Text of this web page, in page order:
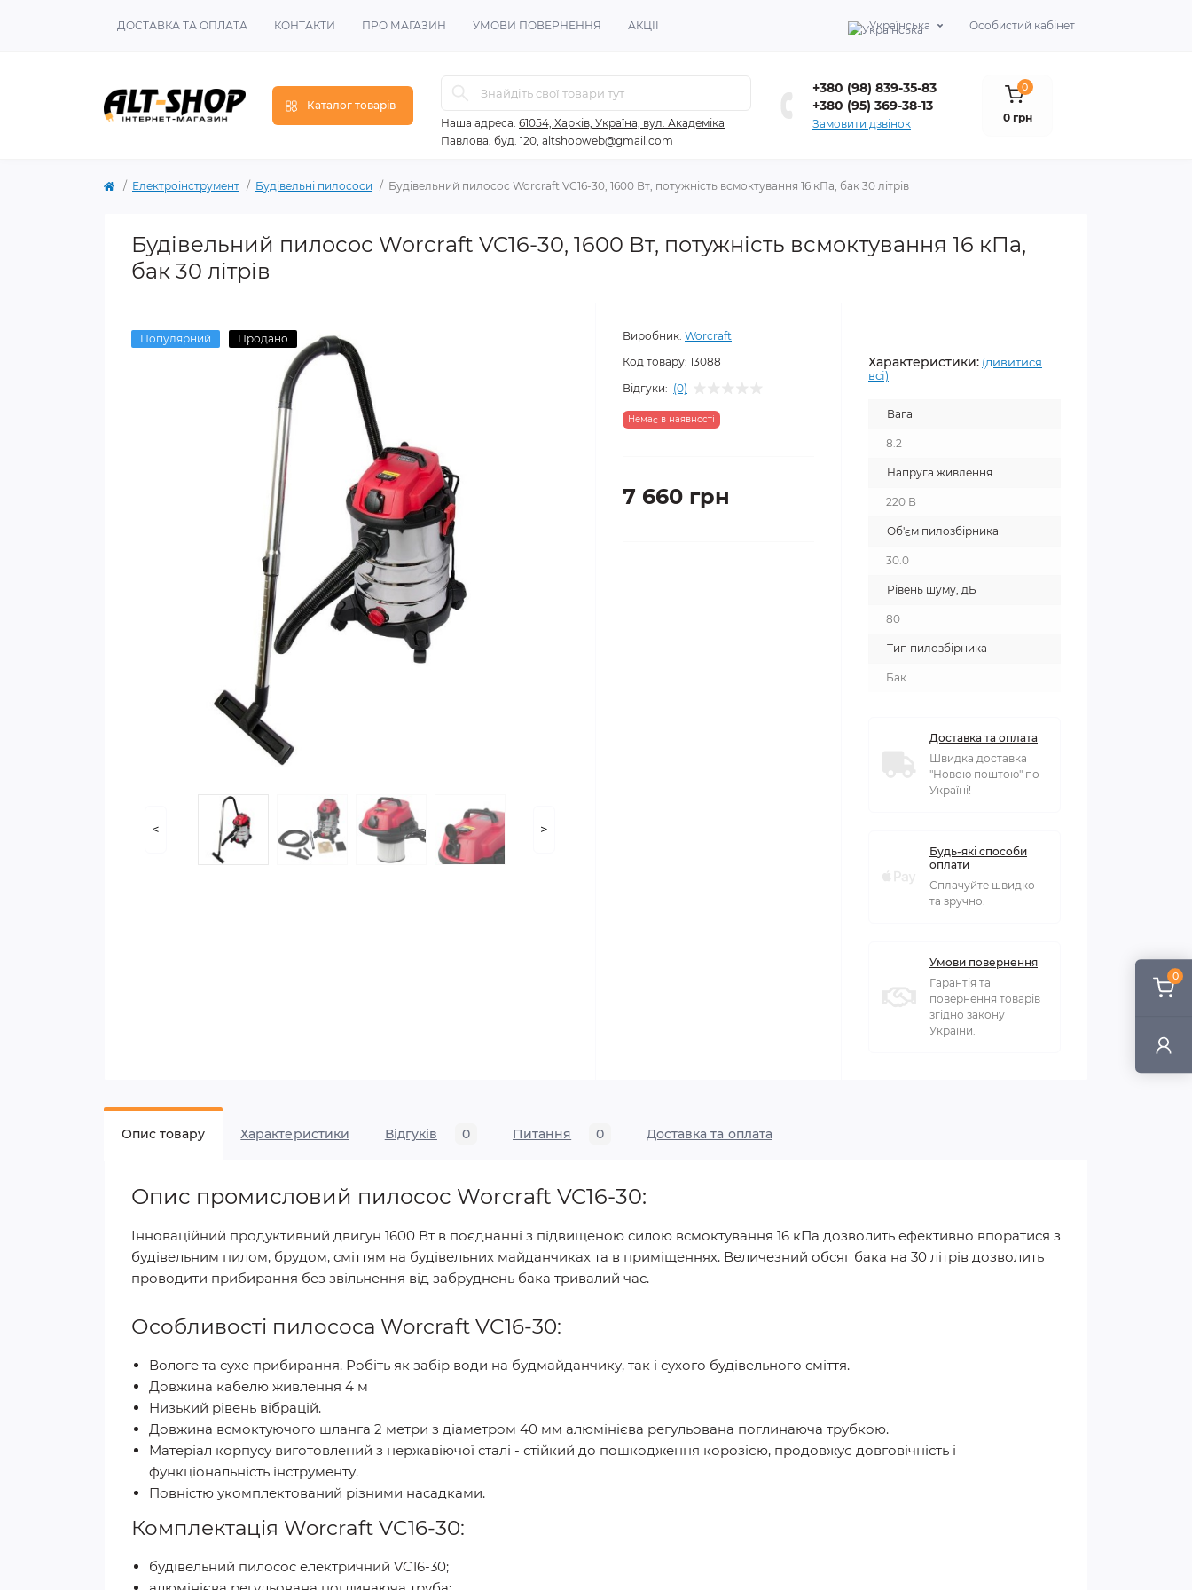
0
ДОСТАВКА ТА ОПЛАТА КОНТАКТИ ПРО МАГАЗИН УМОВИ ПОВЕРНЕННЯ АКЦІЇ Українська Особистий кабінет
Каталог товарів
Наша адреса: 61054, Харків, Україна, вул. Академіка
Павлова, буд. 120, altshopweb@gmail.com
+380 (98) 839-35-83
+380 (95) 369-38-13
Замовити дзвінок
0
0 грн
Електроінструмент Будівельні пилососи Будівельний пилосос Worcraft VC16-30, 1600 Вт, потужність всмоктування 16 кПа, бак 30 літрів
Будівельний пилосос Worcraft VC16-30, 1600 Вт, потужність всмоктування 16 кПа,
бак 30 літрів
Популярний Продано
< >
Виробник: Worcraft
Код товару: 13088
Відгуки: (0)
Немає в наявності
7 660 грн
Характеристики: (дивитися
всі)
Вага
8.2
Напруга живлення
220 В
Об'єм пилозбірника
30.0
Рівень шуму, дБ
80
Тип пилозбірника
Бак
Доставка та оплата
Швидка доставка
"Новою поштою" по
Україні!
Будь-які способи
оплати
Сплачуйте швидко
та зручно.
Умови повернення
Гарантія та
повернення товарів
згідно закону
України.
Опис товару Характеристики Відгуків 0 Питання 0 Доставка та оплата
Опис промисловий пилосос Worcraft VC16-30:
Інноваційний продуктивний двигун 1600 Вт в поєднанні з підвищеною силою всмоктування 16 кПа дозволить ефективно впоратися з
будівельним пилом, брудом, сміттям на будівельних майданчиках та в приміщеннях. Величезний обсяг бака на 30 літрів дозволить
проводити прибирання без звільнення від забруднень бака тривалий час.
Особливості пилососа Worcraft VC16-30:
Вологе та сухе прибирання. Робіть як забір води на будмайданчику, так і сухого будівельного сміття.
Довжина кабелю живлення 4 м
Низький рівень вібрацій.
Довжина всмоктуючого шланга 2 метри з діаметром 40 мм алюмінієва регульована поглинаюча трубкою.
Матеріал корпусу виготовлений з нержавіючої сталі - стійкий до пошкодження корозією, продовжує довговічність і
функціональність інструменту.
Повністю укомплектований різними насадками.
Комплектація Worcraft VC16-30:
будівельний пилосос електричний VC16-30;